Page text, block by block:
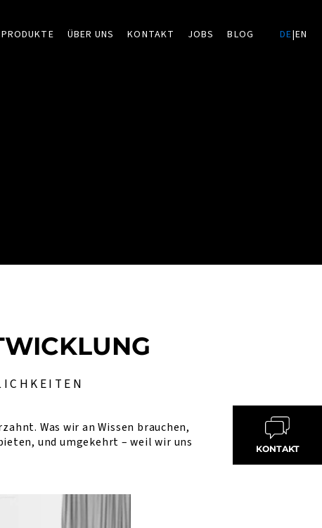
PRODUKTE ÜBER UNS KONTAKT JOBS BLOG DE|EN
KONTAKT
Was wir an Wissen brauchen,
und umgekehrt – weil wir uns